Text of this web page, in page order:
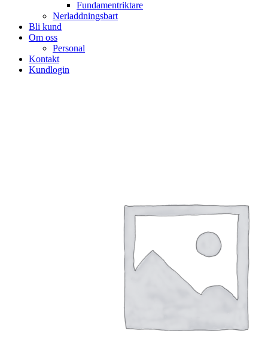
Fundamentriktare
Nerladdningsbart
Bli kund
Om oss
Personal
Kontakt
Kundlogin